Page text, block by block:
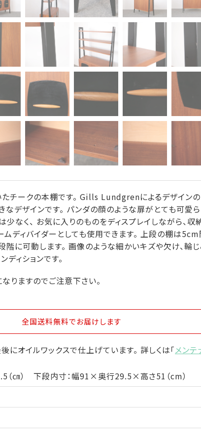
チークの本棚です。 Gills Lundgrenによるデザインの
デザインです。 パンダの顔のような扉がとても可愛ら
なく、 お気に入りのものをディスプレイしながら、収
ムディバイダーとしても使用できます。 上段の棚は
階に可動します。 画像のような細かいキズや欠け、輪
ィションです。
りますのでご注意下さい。
全国送料無料でお届けします
オイルワックスで仕上げています。 詳しくは「メンテ
㎝） 下段内寸：幅91×奥行29.5×高さ51（cm）